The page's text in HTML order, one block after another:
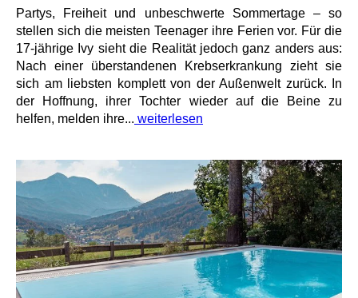
Partys, Freiheit und unbeschwerte Sommertage – so
stellen sich die meisten Teenager ihre Ferien vor. Für die
17-jährige Ivy sieht die Realität jedoch ganz anders aus:
Nach einer überstandenen Krebserkrankung zieht sie
sich am liebsten komplett von der Außenwelt zurück. In
der Hoffnung, ihrer Tochter wieder auf die Beine zu
helfen, melden ihre... weiterlesen